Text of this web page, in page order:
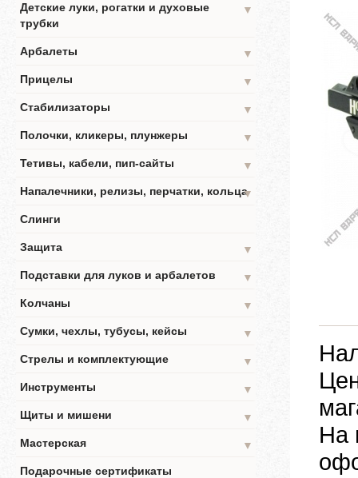
Детские луки, рогатки и духовые
трубки
▼
Арбалеты
▼
Прицелы
▼
Стабилизаторы
▼
Полочки, кликеры, плунжеры
▼
Тетивы, кабели, пип-сайты
▼
Напалечники, релизы, перчатки, кольца▼
Слинги
Защита
▼
Подставки для луков и арбалетов
▼
Колчаны
▼
Сумки, чехлы, тубусы, кейсы
▼
Стрелы и комплектующие
▼
Инструменты
▼
Щиты и мишени
▼
Мастерская
▼
Подарочные сертификаты
На